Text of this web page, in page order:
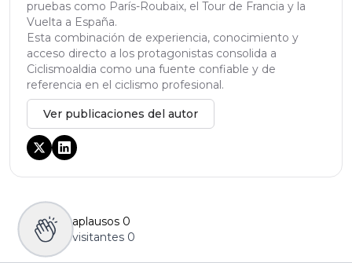
pruebas como París-Roubaix, el Tour de Francia y la
Vuelta a España.
Esta combinación de experiencia, conocimiento y
acceso directo a los protagonistas consolida a
Ciclismoaldia como una fuente confiable y de
referencia en el ciclismo profesional.
Ver publicaciones del autor
aplausos 0
visitantes 0